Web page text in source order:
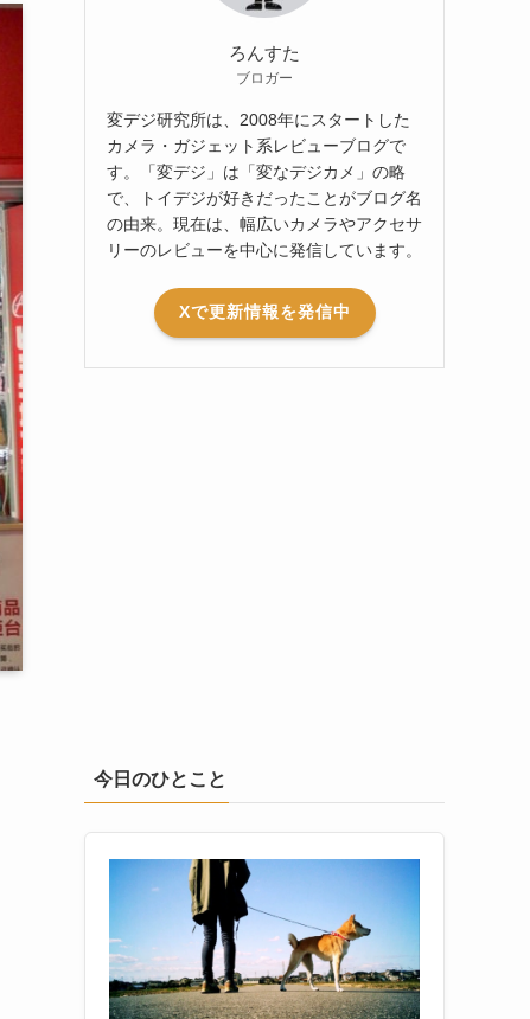
ろんすた
ブロガー
変デジ研究所は、2008年にスタートした
カメラ・ガジェット系レビューブログで
す。「変デジ」は「変なデジカメ」の略
で、トイデジが好きだったことがブログ名
の由来。現在は、幅広いカメラやアクセサ
リーのレビューを中心に発信しています。
Xで更新情報を発信中
今日のひとこと